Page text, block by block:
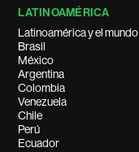
LATINOAMÉRICA
Latinoamérica y el mundo
Brasil
México
Argentina
Colombia
Venezuela
Chile
Perú
Ecuador